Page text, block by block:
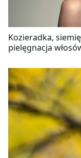
Kozieradka,
pielęgnacja